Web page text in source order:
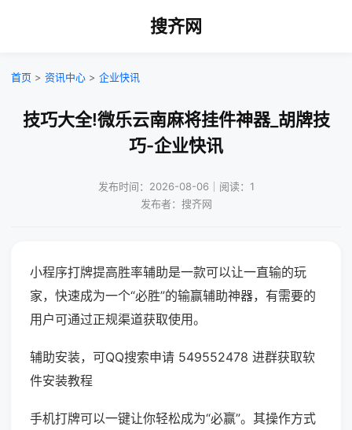
搜齐网
首页 > 资讯中心 > 企业快讯
技巧大全!微乐云南麻将挂件神器_胡牌技
巧-企业快讯
发布时间：2026-08-06｜阅读：1
发布者：搜齐网
小程序打牌提高胜率辅助是一款可以让一直输的玩
家，快速成为一个“必胜”的输赢辅助神器，有需要的
用户可通过正规渠道获取使用。
辅助安装，可QQ搜索申请 549552478 进群获取软
件安装教程
手机打牌可以一键让你轻松成为“必赢”。其操作方式